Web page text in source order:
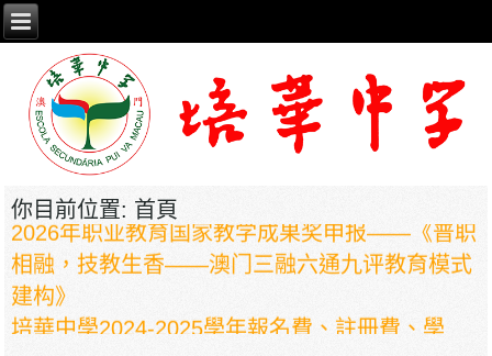
你目前位置: 首頁
2026年职业教育国家教学成果奖申报——《普职
相融，技教生香——澳门三融六通九评教育模式
建构》
培華中學2024-2025學年報名費、註冊費、學
費、補充服務費、學校選擇性服務費及學校代收